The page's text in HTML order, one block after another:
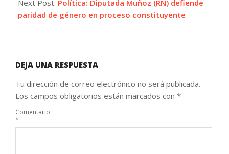
Next Post: Política: Diputada Muñoz (RN) defiende
paridad de género en proceso constituyente
DEJA UNA RESPUESTA
Tu dirección de correo electrónico no será publicada.
Los campos obligatorios están marcados con *
Comentario
*